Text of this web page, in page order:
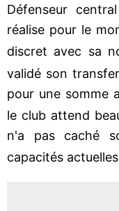
Défenseur
réalise pour le
discret avec sa
validé son
pour une somme
le club attend
n'a pas caché
capacités